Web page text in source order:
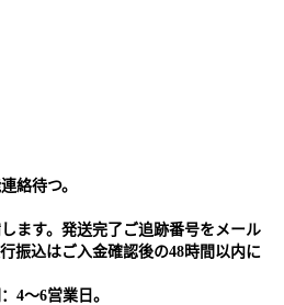
絡待つ。
ます。発送完了ご追跡番号をメール
振込はご入金確認後の48時間以内に
4～6営業日。